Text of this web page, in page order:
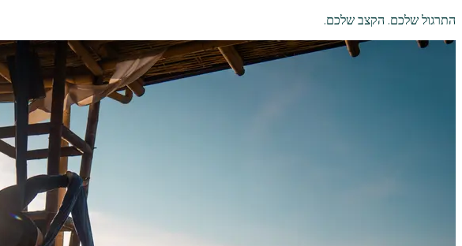
התרגול שלכם. הקצב שלכם.